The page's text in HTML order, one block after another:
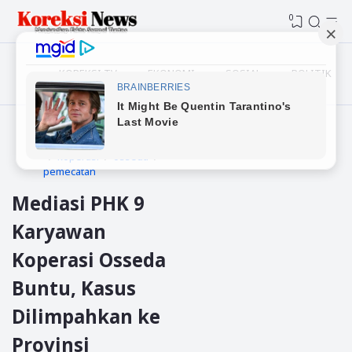
0
KOREKSI TV EKONOMI SOSIAL POLITIK
Beranda
gunungsitoli
koperasi
osseda
pemecatan
Mediasi PHK 9
Karyawan
Koperasi Osseda
Buntu, Kasus
Dilimpahkan ke
Provinsi